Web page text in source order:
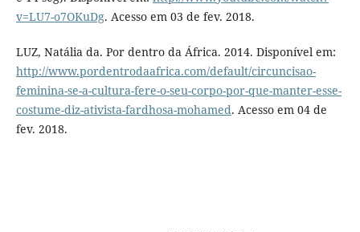
v=LU7-o7OKuDg. Acesso em 03 de fev. 2018.
LUZ, Natália da. Por dentro da África. 2014. Disponível em:
http://www.pordentrodaafrica.com/default/circuncisao-
feminina-se-a-cultura-fere-o-seu-corpo-por-que-manter-esse-
costume-diz-ativista-fardhosa-mohamed. Acesso em 04 de
fev. 2018.